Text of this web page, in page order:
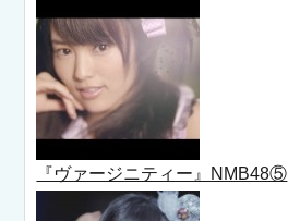
『ヴァージニティー』NMB48⑤